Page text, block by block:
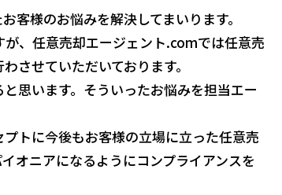
客様のお悩みを解決してまいります。
、任意売却エージェント.comでは任意売
させていただいております。
思います。そういったお悩みを担当エー
プトに今後もお客様の立場に立った任意売
オニアになるようにコンプライアンスを